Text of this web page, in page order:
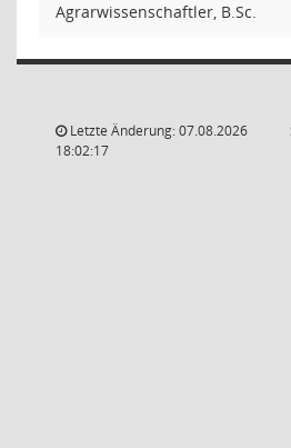
Agrarwissenschaftler, B.Sc.
Letzte Änderung: 07.08.2026
18:02:17